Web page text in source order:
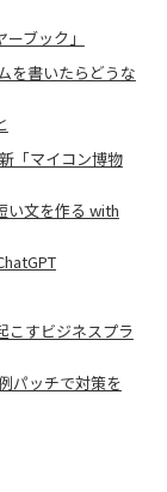
ブック」
を書いたらどうな
「マイコン博物
い文を作る with
こすビジネスプラ
パッチで対策を